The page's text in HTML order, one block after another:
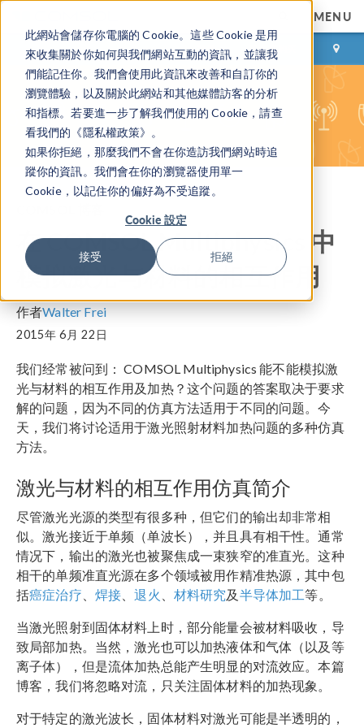
此網站會儲存你電腦的 Cookie。這些 Cookie 是用
來收集關於你如何與我們網站互動的資訊，並讓我
們能記住你。我們會使用此資訊來改善和自訂你的
瀏覽體驗，以及關於此網站和其他媒體訪客的分析
和指標。若要進一步了解我們使用的 Cookie，請查
看我們的《隱私權政策》。
如果你拒絕，那麼我們不會在你造訪我們網站時追
蹤你的資訊。我們會在你的瀏覽器使用單一
Cookie，以記住你的偏好為不受追蹤。
Cookie 設定
接受 拒絕
MENU
登录 咨询与购买
在 COMSOL Multiphysics 中
模拟激光与材料的相互作用
作者Walter Frei
2015年 6月 22日
我们经常被问到： COMSOL Multiphysics 能不能模拟激
光与材料的相互作用及加热？这个问题的答案取决于要求
解的问题，因为不同的仿真方法适用于不同的问题。今
天，我们将讨论适用于激光照射材料加热问题的多种仿真
方法。
激光与材料的相互作用仿真简介
尽管激光光源的类型有很多种，但它们的输出却非常相
似。激光接近于单频（单波长），并且具有相干性。通常
情况下，输出的激光也被聚焦成一束狭窄的准直光。这种
相干的单频准直光源在多个领域被用作精准热源，其中包
括癌症治疗 焊接 、退火 材料研究及 半导体加工等。
当激光照射到固体材料上时，部分能量会被材料吸收，导
致局部加热。当然，激光也可以加热液体和气体（以及等
离子体），但是流体加热总能产生明显的对流效应。本篇
博客，我们将忽略对流，只关注固体材料的加热现象。
对于特定的激光波长，固体材料对激光可能是半透明的，